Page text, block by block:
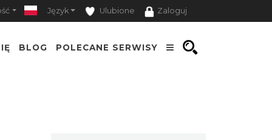
Język Ulubione Zaloguj
BLOG POLECANE SERWISY